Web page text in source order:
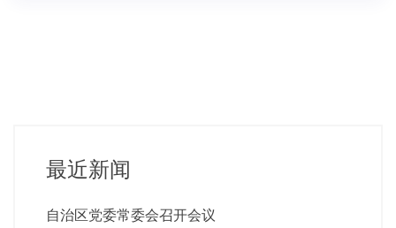
最近新闻
自治区党委常委会召开会议